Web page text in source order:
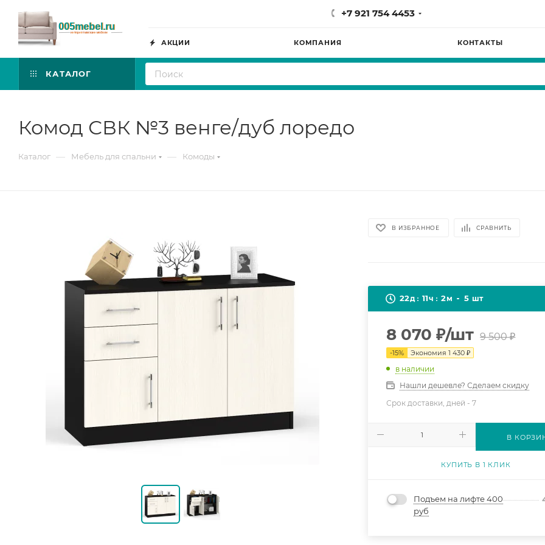
+7 921 754 4453
АКЦИИ КОМПАНИЯ КОНТАКТЫ
КАТАЛОГ
Комод СВК №3 венге/дуб лоредо
Каталог — Мебель для спальни — Комоды
В ИЗБРАННОЕ СРАВНИТЬ
22д 11ч 2м 5 шт
8 070 ₽/шт 9 500₽
-15% Экономия1 430 ₽
в наличии
Нашли дешевле? Сделаем скидку
Срок доставки, дней -7
В
КУПИТЬ В 1 КЛИК
Подъем на лифте 400
руб